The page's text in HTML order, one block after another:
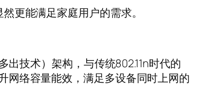
更能满足家庭用户的需求。
出技术）架构，与传统802.11n时代的
网络容量能效，满足多设备同时上网的